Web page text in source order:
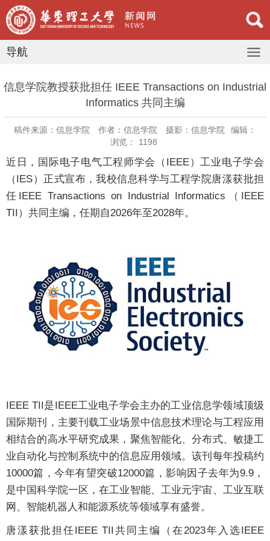
导航
信息学院教授获批担任 IEEE Transactions on Industrial
Informatics 共同主编
稿件来源：信息学院 作者：信息学院 摄影：信息学院
编辑：
浏览：
1198
近日，国际电子电气工程师学会（IEEE）工业电子学会
（IES）正式宣布，我校信息科学与工程学院唐漾获批担
任IEEE Transactions on Industrial Informatics（IEEE
TII）共同主编，任期自2026年至2028年。
IEEE TII是IEEE工业电子学会主办的工业信息学领域顶级
国际期刊，主要刊载工业场景中信息技术理论与工程应用
相结合的高水平研究成果，聚焦智能化、分布式、敏捷工
业自动化与控制系统中的信息应用领域。该刊每年投稿约
10000篇，今年有望突破12000篇，影响因子去年为9.9，
是中国科学院一区，在工业智能、工业元宇宙、工业互联
网、智能机器人和能源系统等领域享有盛誉。
唐漾获批担任IEEE TII共同主编（在2023年入选IEEE